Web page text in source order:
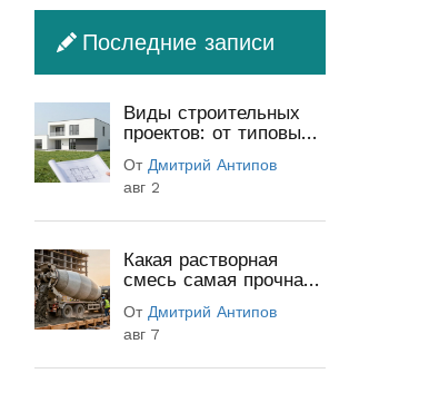
Последние записи
Виды строительных
проектов: от типовых
(полный гид)
От Дмитрий Антипов
авг 2
Какая растворная
смесь самая прочная:
секреты прочности
От Дмитрий Антипов
авг 7